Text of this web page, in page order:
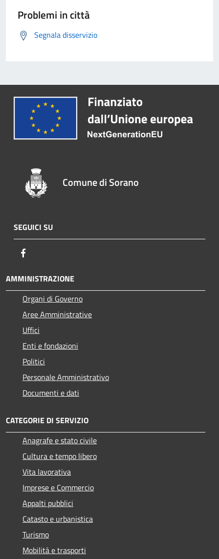
Problemi in città
Segnala disservizio
Comune di Sorano
SEGUICI SU
AMMINISTRAZIONE
Organi di Governo
Aree Amministrative
Uffici
Enti e fondazioni
Politici
Personale Amministrativo
Documenti e dati
CATEGORIE DI SERVIZIO
Anagrafe e stato civile
Cultura e tempo libero
Vita lavorativa
Imprese e Commercio
Appalti pubblici
Catasto e urbanistica
Turismo
Mobilità e trasporti